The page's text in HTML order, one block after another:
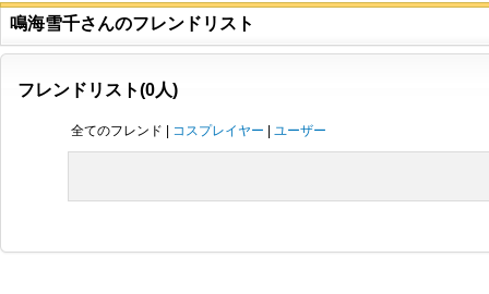
鳴海雪千さんのフレンドリスト
フレンドリスト(0人)
全てのフレンド | コスプレイヤー ユーザー